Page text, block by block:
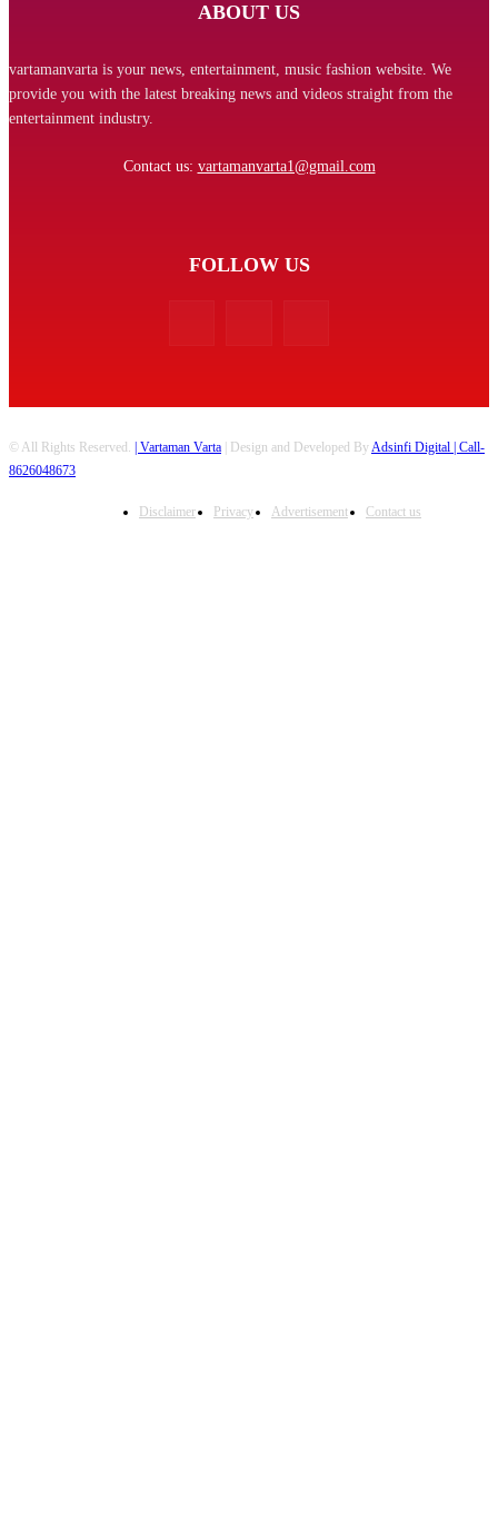
ABOUT US
vartamanvarta is your news, entertainment, music fashion website. We
provide you with the latest breaking news and videos straight from the
entertainment industry.
Contact us: vartamanvarta1@gmail.com
FOLLOW US
© All Rights Reserved. | Vartaman Varta | Design and Developed ByAdsinfi Digital | Call-
8626048673
Disclaimer Privacy Advertisement Contact us